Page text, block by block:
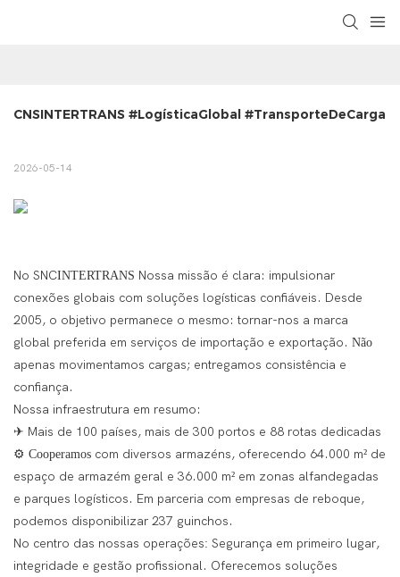
CNSINTERTRANS #LogísticaGlobal #TransporteDeCarga
2026-05-14
No SNCINTERTRANS Nossa missão é clara: impulsionar
conexões globais com soluções logísticas confiáveis. Desde
2005, o objetivo permanece o mesmo: tornar-nos a marca
global preferida em serviços de importação e exportação. Não
apenas movimentamos cargas; entregamos consistência e
confiança.
Nossa infraestrutura em resumo:
✈ Mais de 100 países, mais de 300 portos e 88 rotas dedicadas
⚙ Cooperamos com diversos armazéns, oferecendo 64.000 m² de
espaço de armazém geral e 36.000 m² em zonas alfandegadas
e parques logísticos. Em parceria com empresas de reboque,
podemos disponibilizar 237 guinchos.
No centro das nossas operações: Segurança em primeiro lugar,
integridade e gestão profissional. Oferecemos soluções